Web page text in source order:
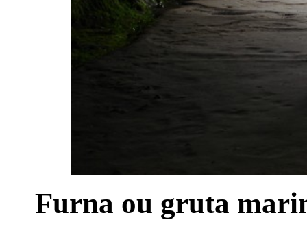
Furna ou gruta